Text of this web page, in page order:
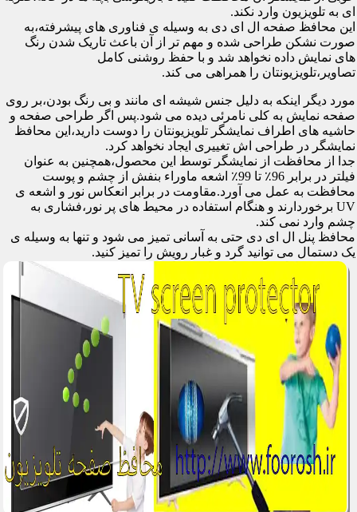
ای به تلویزیون وارد نکند.
این محافظ صفحه ال ای دی به وسیله ی فناوری های پیشرفته،به
صورت نشکن طراحی شده و مهم تر از آن باعث تاریک شدن رنگ
های نمایش داده نخواهد شد و با حفظ روشنی کامل
تصاویر،تلویزیونتان را همراهی می کند.
مورد دیگر اینکه به دلیل جنس شیشه ای مانند و بی رنگ بودن،بر روی
صفحه نمایش به کلی نامرئی دیده می شود.پس اگر طراحی صفحه و
حاشیه های اطراف نمایشگر تلویزیونتان را دوست دارید،این محافظ
نمایشگر در طراحی اش تغییری ایجاد نخواهد کرد.
جدا از محافظت از نمایشگر توسط این محصول،همچنین به عنوان
فیلتر در برابر 96٪ تا 99٪ اشعه ماوراء بنفش از چشم و پوست
محافظت به عمل می آورد.مقاومت در برابر انعکاس نور و اشعه ی
UV برخوردارند و هنگام استفاده در محیط های پر نور،فشاری به
چشم وارد نمی کند.
محافظ پنل ال ای دی حتی به آسانی تمیز می شود و تنها به وسیله ی
یک دستمال می توانید گرد و غبار رویش را تمیز کنید.